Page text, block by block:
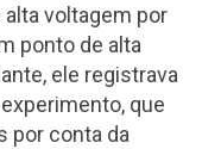
voltagem por
ponto de alta
ele registrava
que
por conta da